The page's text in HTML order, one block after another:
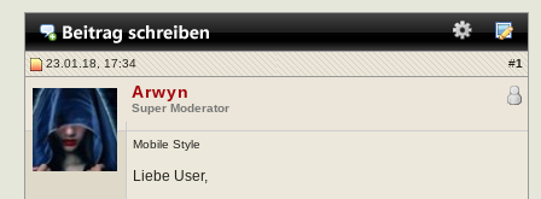
23.01.18, 17:34 #1
Arwyn
Super Moderator
Mobile Style
Liebe User,